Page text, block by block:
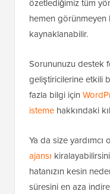
özetlediğimiz tüm
hemen görünmeyen
kaynaklanabilir.
Sorununuzu destek
geliştiricilerine etkili
fazla bilgi için
isteme hakkındaki
Ya da size yardımcı
ajansı
hatanızın kesin
süresini en aza